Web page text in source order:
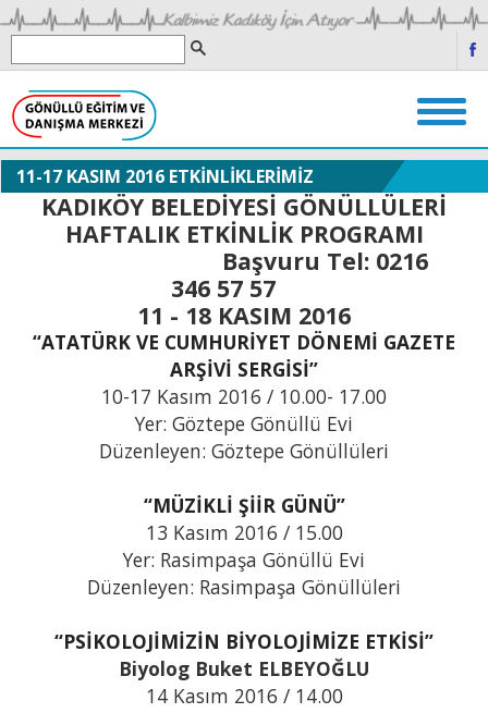
11-17 KASIM 2016 ETKİNLİKLERİMİZ
KADIKÖY BELEDİYESİ GÖNÜLLÜLERİ
HAFTALIK ETKİNLİK PROGRAMI
Başvuru Tel: 0216
346 57 57
11 - 18 KASIM 2016
“ATATÜRK VE CUMHURİYET DÖNEMİ GAZETE
ARŞİVİ SERGİSİ”
10-17 Kasım 2016 / 10.00- 17.00
Yer: Göztepe Gönüllü Evi
Düzenleyen: Göztepe Gönüllüleri
“MÜZİKLİ ŞİİR GÜNÜ”
13 Kasım 2016 / 15.00
Yer: Rasimpaşa Gönüllü Evi
Düzenleyen: Rasimpaşa Gönüllüleri
“PSİKOLOJİMİZİN BİYOLOJİMİZE ETKİSİ”
Biyolog Buket ELBEYOĞLU
14 Kasım 2016 / 14.00